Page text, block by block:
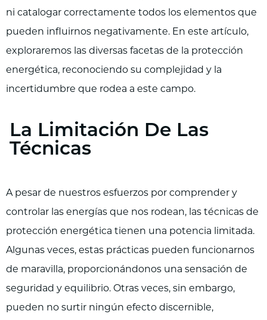
ni catalogar correctamente todos los elementos que
pueden influirnos negativamente. En este artículo,
exploraremos las diversas facetas de la protección
energética, reconociendo su complejidad y la
incertidumbre que rodea a este campo.
La Limitación De Las
Técnicas
A pesar de nuestros esfuerzos por comprender y
controlar las energías que nos rodean, las técnicas de
protección energética tienen una potencia limitada.
Algunas veces, estas prácticas pueden funcionarnos
de maravilla, proporcionándonos una sensación de
seguridad y equilibrio. Otras veces, sin embargo,
pueden no surtir ningún efecto discernible,